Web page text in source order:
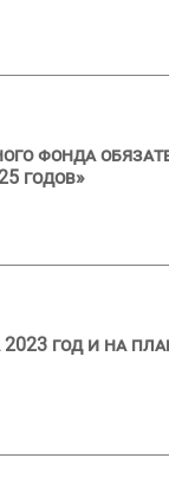
фонда
годов»
год и на